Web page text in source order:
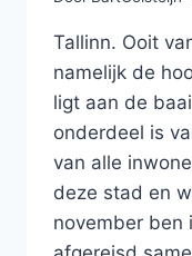
Tallinn. Ooit
namelijk de
ligt aan de
onderdeel is
van alle
deze stad en
november ben